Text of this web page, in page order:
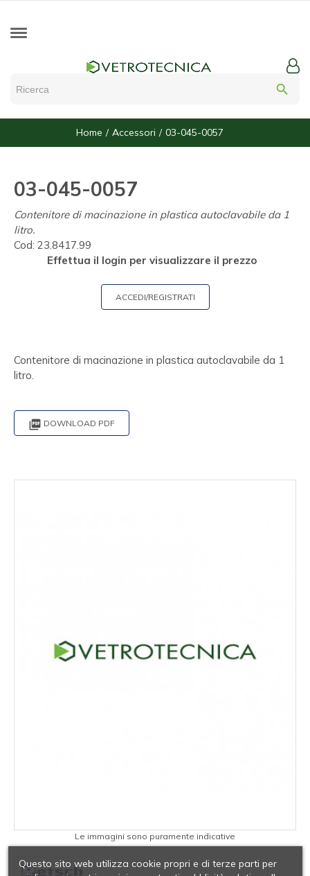
search
Home Accessori 03-045-0057
03-045-0057
Contenitore di macinazione in plastica autoclavabile da 1
litro.
Cod: 23.8417.99
Effettua il login per visualizzare il prezzo
ACCEDI/REGISTRATI
Contenitore di macinazione in plastica autoclavabile da 1
litro.
 DOWNLOAD PDF
Le immagini sono puramente indicative
Questo sito web utilizza cookie propri e di terze parti per